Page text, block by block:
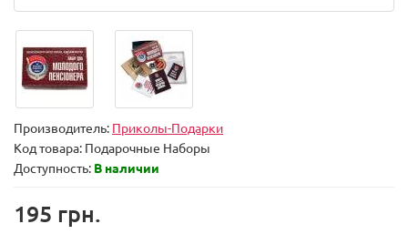
Производитель: Приколы-Подарки
Код товара: Подарочные Наборы
Доступность: В наличии
195 грн.